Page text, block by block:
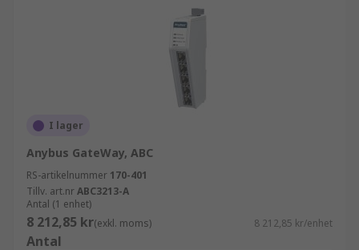
mellan IoT-enheter och internet, och
tillhandahåller säkerhet för att hjälpa till
att skydda IoT-nätverk från attacker.
Användningsområden för IoT-enheter
Filtrering av data
Säkerhet och riskreducering
Anslutning av enheter till varandra och
molnet
Översättning av kommunikation mellan IoT-
I lager
Anybus GateWay, ABC
RS-artikelnummer 170-401
Tillv. art.nrABC3213-A
Antal (1 enhet)
8 212,85 kr(exkl. moms) 8 212,85 kr/enhet
Antal